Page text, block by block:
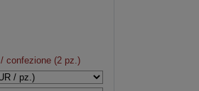
/ confezione (2 pz.)